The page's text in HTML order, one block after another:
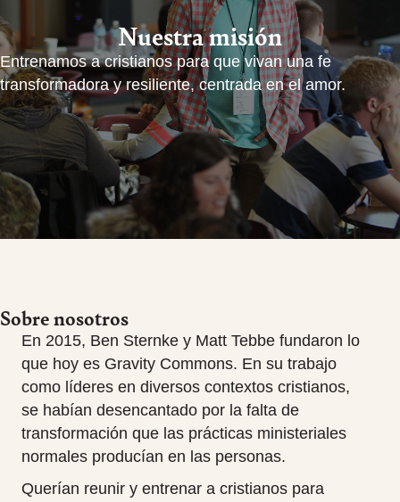
Nuestra misión
Entrenamos a cristianos para que vivan una fe
transformadora y resiliente, centrada en el amor.
Sobre nosotros
En 2015, Ben Sternke y Matt Tebbe fundaron lo
que hoy es Gravity Commons. En su trabajo
como líderes en diversos contextos cristianos,
se habían desencantado por la falta de
transformación que las prácticas ministeriales
normales producían en las personas.
Querían reunir y entrenar a cristianos para